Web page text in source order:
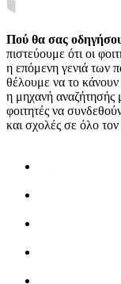
Πού θα σας
πιστεύουμε ότι οι
η επόμενη γενιά των
θέλουμε να το
η μηχανή
φοιτητές να
και σχολές σε όλο